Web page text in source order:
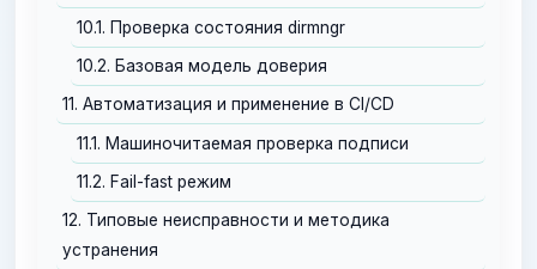
10.1. Проверка состояния dirmngr
10.2. Базовая модель доверия
11. Автоматизация и применение в CI/CD
11.1. Машиночитаемая проверка подписи
11.2. Fail-fast режим
12. Типовые неисправности и методика
устранения